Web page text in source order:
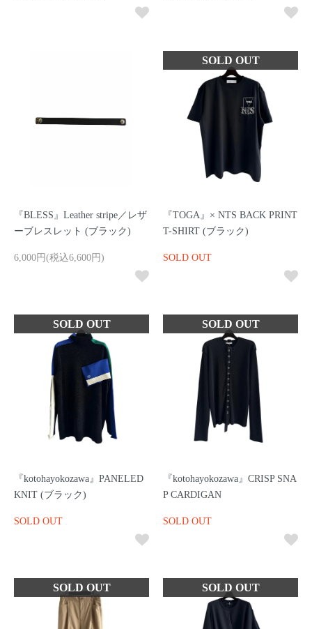
『BLESS』Leather stripe／レザ
ーブレスレット (ブラック)
6,000円(税込6,600円)
『TOGA』× NTS BACK PRINT
T-SHIRT (ブラック)
SOLD OUT
『kotohayokozawa』PANELED
KNIT (ブラック)
SOLD OUT
『kotohayokozawa』CRISP SNA
P CARDIGAN
SOLD OUT